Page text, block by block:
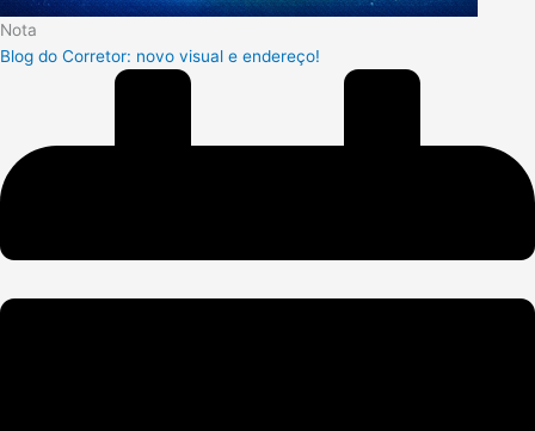
Nota
Blog do Corretor: novo visual e endereço!